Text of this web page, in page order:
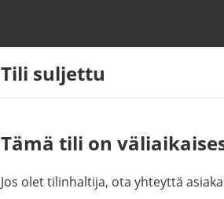
Tili suljettu
Tämä tili on
Jos olet tilinhaltija, ota yhteyttä